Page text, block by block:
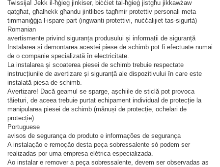
Twissija! Jekk il-ħġieġ jinkiser, biċċiet tal-ħġieġ jistgħu jikkawżaw
qatgħat, għalhekk għandu jintlibes tagħmir protettiv personali meta
timmaniġġja l-ispare part (ingwanti protettivi, nuċċalijiet tas-sigurtà)
Romanian
avertismente privind siguranța produsului și informații de siguranță
Instalarea și demontarea acestei piese de schimb pot fi efectuate numai
de o companie specializată în electricitate.
La instalarea și scoaterea piesei de schimb trebuie respectate
instrucțiunile de avertizare și siguranță ale dispozitivului în care este
instalată piesa de schimb.
Avertizare! Dacă geamul se sparge, așchiile de sticlă pot provoca
tăieturi, de aceea trebuie purtat echipament individual de protecție la
manipularea piesei de schimb (mănuși de protecție, ochelari de
protecție)
Portuguese
avisos de segurança do produto e informações de segurança
A instalação e remoção desta peça sobressalente só podem ser
realizadas por uma empresa elétrica especializada.
Ao instalar e remover a peça sobressalente, devem ser observadas as